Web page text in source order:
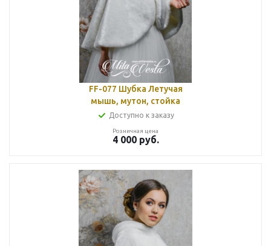
FF-077 Шубка Летучая
мышь, мутон, стойка
Доступно к заказу
Розничная цена
4 000руб.